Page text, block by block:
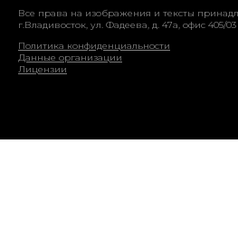
Все права на изображения и тексты
г.Владивосток, ул. Фадеева, д. 47а, офис 405/03
Политика конфиденциальности
Данные организации
Лицензии